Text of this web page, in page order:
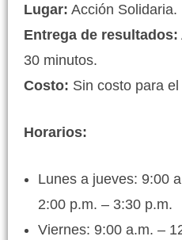
Lugar: Acción Solidaria.
Entrega de resultados:
30 minutos.
Costo: Sin costo para
Horarios:
Lunes a jueves: 9:00
2:00 p.m. – 3:30 p.m.
Viernes: 9:00 a.m. –